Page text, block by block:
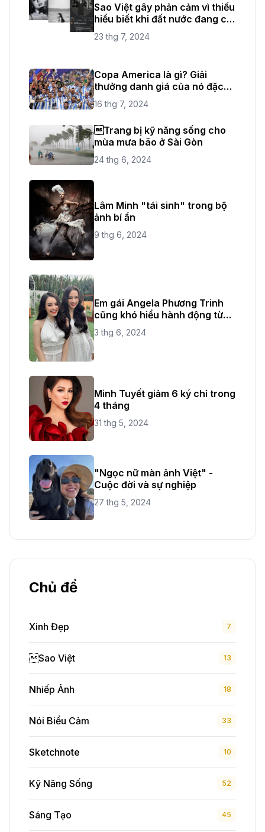
Sao Việt gây phản cảm vì thiếu
hiểu biết khi đất nước đang có
quốc tang
23 thg 7, 2024
Copa America là gì? Giải
thưởng danh giá của nó đặc
biệt như thế nào?
16 thg 7, 2024
Trang bị kỹ năng sống cho
mùa mưa bão ở Sài Gòn
24 thg 6, 2024
Lâm Minh "tái sinh" trong bộ
ảnh bí ẩn
9 thg 6, 2024
Em gái Angela Phương Trinh
cũng khó hiểu hành động từ
chị ruột
3 thg 6, 2024
Minh Tuyết giảm 6 ký chỉ trong
4 tháng
31 thg 5, 2024
"Ngọc nữ màn ảnh Việt" -
Cuộc đời và sự nghiệp
27 thg 5, 2024
Chủ đề
Xinh Đẹp 7
Sao Việt 13
Nhiếp Ảnh 18
Nói Biểu Cảm 33
Sketchnote 10
Kỹ Năng Sống 52
Sáng Tạo 45